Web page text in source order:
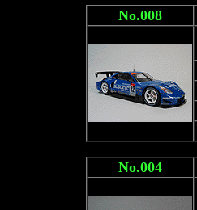
No.008
No.004